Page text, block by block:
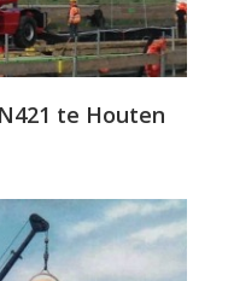
te Houten